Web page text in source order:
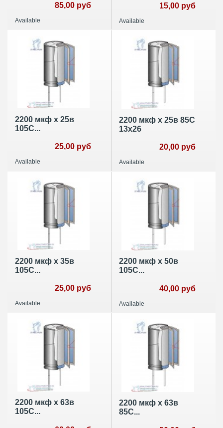
85,00 руб
Available
15,00 руб
Available
2200 мкф х 25в
105С...
25,00 руб
Available
2200 мкф х 25в 85С
13х26
20,00 руб
Available
2200 мкф х 35в
105С...
25,00 руб
Available
2200 мкф х 50в
105С...
40,00 руб
Available
2200 мкф х 63в
105С...
2200 мкф х 63в
85С...